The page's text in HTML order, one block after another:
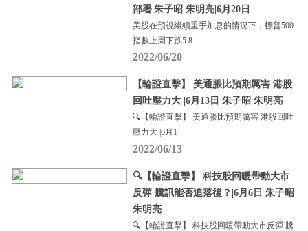
部署|朱子昭 朱明亮|6月20日
美股在預視繼續重手加息的情況下，標普500
指數上周下跌5.8
2022/06/20
【輪證直擊】 美通脹比預期厲害 港股
回吐壓力大 |6月13日 朱子昭 朱明亮
🔍【輪證直擊】 美通脹比預期厲害 港股回吐
壓力大 |6月1
2022/06/13
🔍【輪證直擊】 科技股回暖帶動大市
反彈 騰訊能否追落後？|6月6日 朱子昭
朱明亮
🔍【輪證直擊】 科技股回暖帶動大市反彈 騰